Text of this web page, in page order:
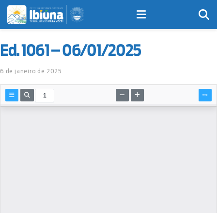
Ed. 1061 – 06/01/2025
6 de janeiro de 2025